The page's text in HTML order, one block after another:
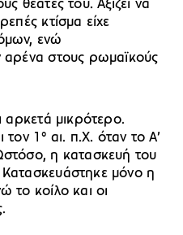
θεατές του. Αξίζει να
κτίσμα είχε
ενώ
αρένα στους ρωμαϊκούς
αρκετά μικρότερο.
τον 1° αι. π.Χ. όταν το Α’
η κατασκευή του
μόνο η
το κοίλο και οι